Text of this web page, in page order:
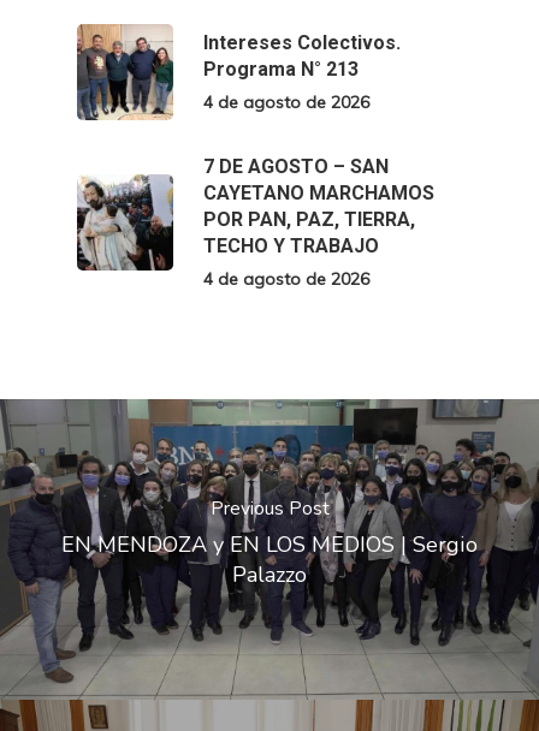
Intereses Colectivos.
Programa N° 213
4 de agosto de 2026
7 DE AGOSTO – SAN
CAYETANO MARCHAMOS
POR PAN, PAZ, TIERRA,
TECHO Y TRABAJO
4 de agosto de 2026
Previous Post
EN MENDOZA y EN LOS MEDIOS | Sergio
Palazzo